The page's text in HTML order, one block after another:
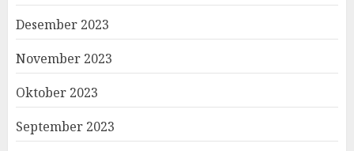
Desember 2023
November 2023
Oktober 2023
September 2023